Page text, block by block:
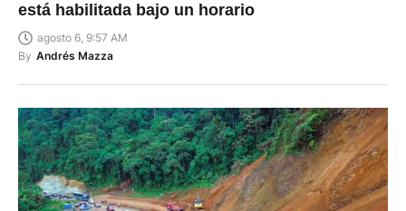
está habilitada bajo un horario
agosto 6, 9:57 AM
By Andrés Mazza